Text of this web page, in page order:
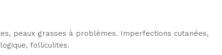
peaux grasses à problèmes. Imperfections cutanées,
folliculites.